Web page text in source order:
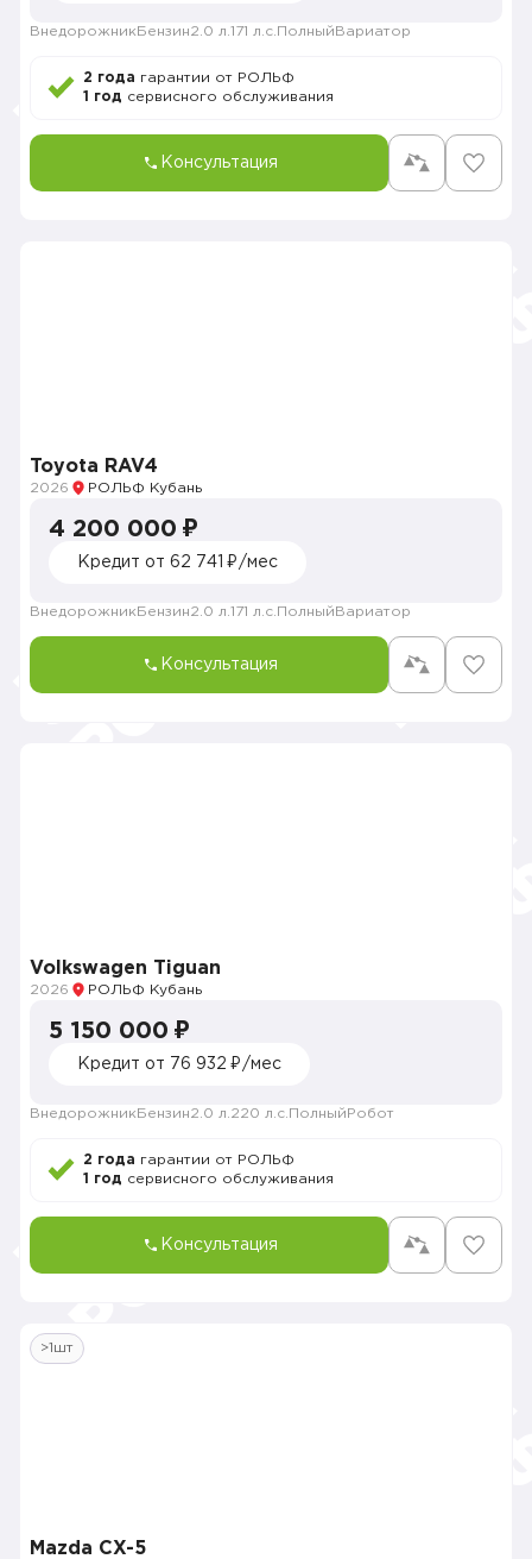
Внедорожник Бензин2.0 л. 171 л.с. Полный Вариатор
2 года гарантии от РОЛЬФ
1 год сервисного обслуживания
Консультация
Toyota RAV4
2026 РОЛЬФ Кубань
4 200 000 ₽
Кредит от 62 741 ₽/мес
Внедорожник Бензин2.0 л. 171 л.с. Полный Вариатор
Консультация
Volkswagen Tiguan
2026 РОЛЬФ Кубань
5 150 000 ₽
Кредит от 76 932 ₽/мес
Внедорожник Бензин2.0 л. 220 л.с. Полный Робот
2 года гарантии от РОЛЬФ
1 год сервисного обслуживания
Консультация
>1шт
Mazda CX-5